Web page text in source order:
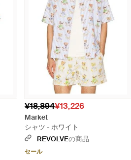
¥18,894¥13,226
Market
シャツ - ホワイト
REVOLVEの商品
セール